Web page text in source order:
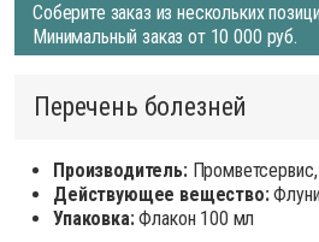
Соберите заказ из нескольких
Минимальный заказ от 10 000 руб.
Перечень болезней
Производитель:
Действующее вещество:
Упаковка:Флакон 100 мл